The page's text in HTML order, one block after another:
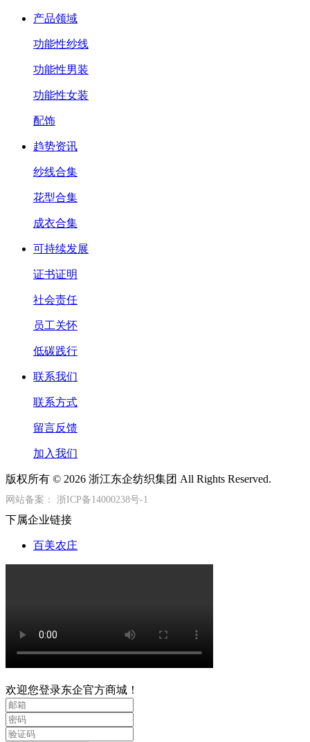
产品领域
功能性纱线
功能性男装
功能性女装
配饰
趋势资讯
纱线合集
花型合集
成衣合集
可持续发展
证书证明
社会责任
员工关怀
低碳践行
联系我们
联系方式
留言反馈
加入我们
版权所有 © 2026 浙江东企纺织集团 All Rights Reserved.
网站备案： 浙ICP备14000238号-1
下属企业链接
百美农庄
欢迎您登录东企官方商城！